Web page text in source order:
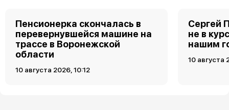
Пенсионерка скончалась в
перевернувшейся машине на
трассе в Воронежской
области
10 августа 2026, 10:12
Сергей
не в
нашим
10 августа